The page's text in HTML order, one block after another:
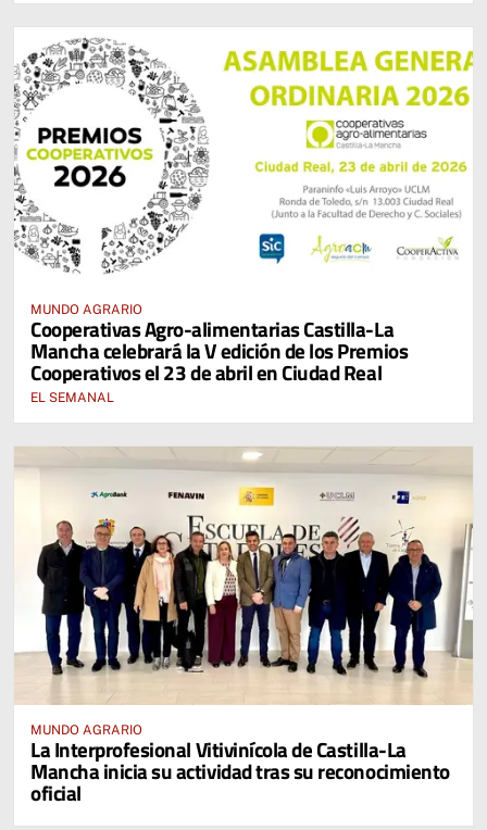
MUNDO AGRARIO
Cooperativas Agro-alimentarias Castilla-La
Mancha celebrará la V edición de los Premios
Cooperativos el 23 de abril en Ciudad Real
EL SEMANAL
MUNDO AGRARIO
La Interprofesional Vitivinícola de Castilla-La
Mancha inicia su actividad tras su reconocimiento
oficial